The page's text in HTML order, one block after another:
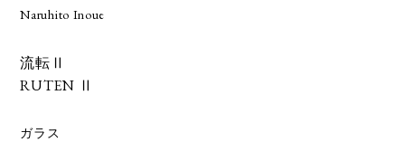
Naruhito Inoue
流転Ⅱ
RUTEN Ⅱ
ガラス